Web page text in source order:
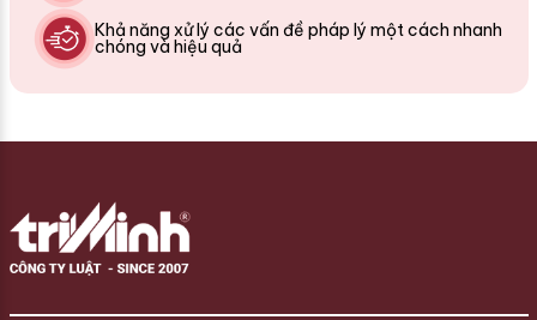
Khả năng xử lý các vấn đề pháp lý một cách nhanh
chóng và hiệu quả